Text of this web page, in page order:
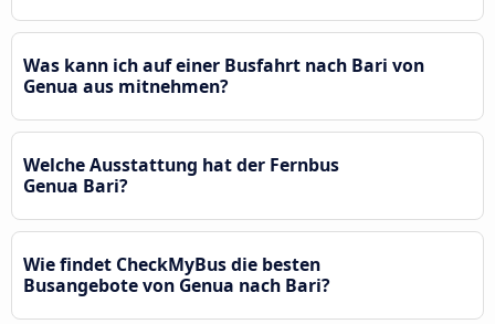
Was kann ich auf einer Busfahrt nach Bari von
Genua aus mitnehmen?
Welche Ausstattung hat der Fernbus
Genua Bari?
Wie findet CheckMyBus die besten
Busangebote von Genua nach Bari?